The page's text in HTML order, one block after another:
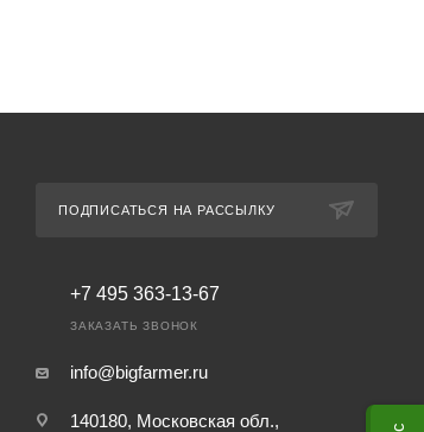
ПОДПИСАТЬСЯ НА РАССЫЛКУ
+7 495 363-13-67
ЗАКАЗАТЬ ЗВОНОК
info@bigfarmer.ru
140180, Московская обл.,